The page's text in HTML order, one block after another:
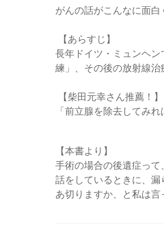
がんの話がこんなに面白
【あらすじ】
長年ドイツ・ミュンヘ
練」、その後の放射線治
【柴田元幸さん推薦！】
「前立腺を除去してみ
【本書より】
手術の場合の後遺症っ
話をしているときに、
あ切りますか、と私は